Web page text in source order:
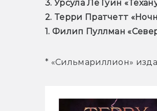
3. Урсула Ле Гуин
2. Терри Пратчетт
1. Филип Пуллман
* «Сильмариллион»